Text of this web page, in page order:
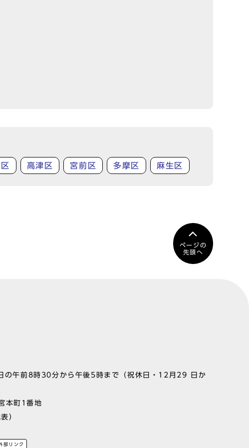
高津区 宮前区 多摩区 麻生区
ページの
先頭へ
の午前8時30分から午後5時まで（祝休日・12月29 日か
本町1番地
）
部リンク